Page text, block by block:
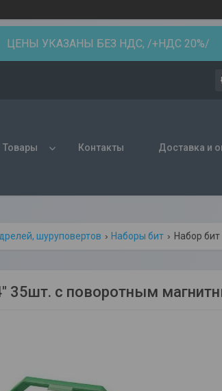
ЦЕНЫ УКАЗАНЫ БЕЗ НДС, /+НДС 20%/
Товары Контакты Доставка и
шуруповертов Наборы бит Набор
35шт. с поворотным